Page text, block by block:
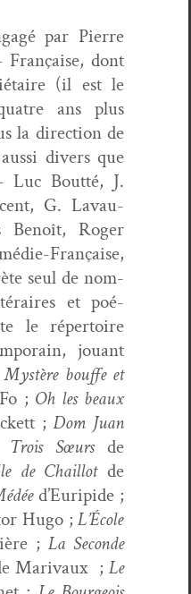
par Pierre
dont
(il est le
ans plus
la direc­tion de
divers que
Luc Bout­té, J.
G. Lavau­
Benoît, Roger
Française,
seul de nom­
et poé­
le réper­toire
jouant
Mys­tère bouffe et
; Oh les beaux
;Dom Juan
Trois Sœursde
de Chail­lotde
d’Euripide ;
Hugo ;L’École
; La Sec­onde
Mari­vaux ; Le